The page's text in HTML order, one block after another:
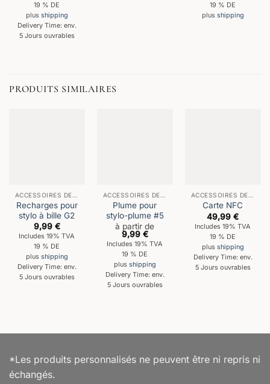
19 % DE
plus shipping
Delivery Time: env.
5 Jours ouvrables
19 % DE
plus shipping
PRODUITS SIMILAIRES
ACCESSOIRES DE BUREAU
Recharges pour
stylo à bille G2
9,99 €
Includes 19% TVA
19 % DE
plus shipping
Delivery Time: env.
5 Jours ouvrables
ACCESSOIRES DE BUREAU
Plume pour
stylo-plume #5
à partir de
9,99 €
Includes 19% TVA
19 % DE
plus shipping
Delivery Time: env.
5 Jours ouvrables
ACCESSOIRES DE BUREAU
Carte NFC
49,99€
Includes 19% TVA
19 % DE
plus shipping
Delivery Time: env.
5 Jours ouvrables
*Les produits personnalisés ne peuvent être ni repris ni
échangés.